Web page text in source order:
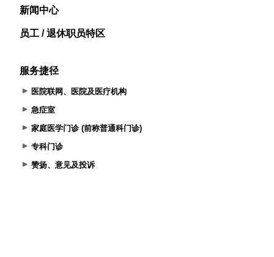
新闻中心
员工 / 退休职员特区
服务捷径
医院联网、医院及医疗机构
急症室
家庭医学门诊 (前称普通科门诊)
专科门诊
赞扬、意见及投诉